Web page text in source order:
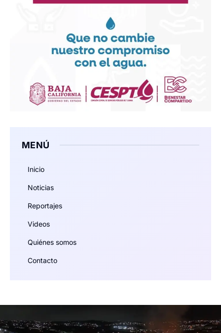
MENÚ
Inicio
Noticias
Reportajes
Videos
Quiénes somos
Contacto